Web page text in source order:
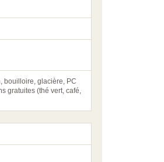
bouilloire, glacière, PC
gratuites (thé vert, café,